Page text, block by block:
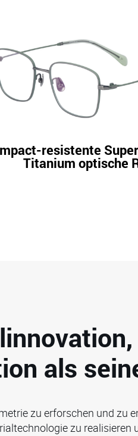
resistente
Titanium optische
als
zu erforschen und
zu